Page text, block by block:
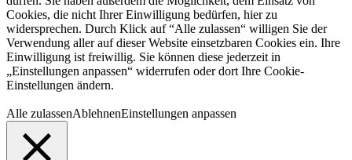
Cookies, die nicht Ihrer Einwilligung bedürfen, hier zu
widersprechen. Durch Klick auf “Alle zulassen“ willigen Sie der
Verwendung aller auf dieser Website einsetzbaren Cookies ein. Ihre
Einwilligung ist freiwillig. Sie können diese jederzeit in
„Einstellungen anpassen“ widerrufen oder dort Ihre Cookie-
Einstellungen ändern.
Alle zulassenAblehnenEinstellungen anpassen